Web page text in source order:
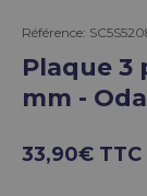
Référence:
Plaque 3
mm -
33,90€ TTC